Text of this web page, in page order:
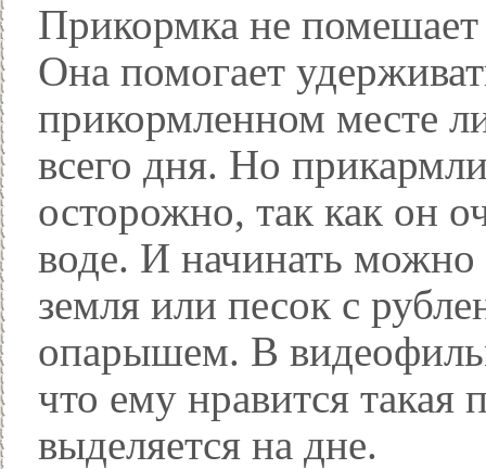
Прикормка не
Она помогает
прикормленном месте
всего дня. Но
осторожно, так как он
воде. И начинать
земля или песок с
опарышем. В
что ему нравится такая
выделяется на дне.